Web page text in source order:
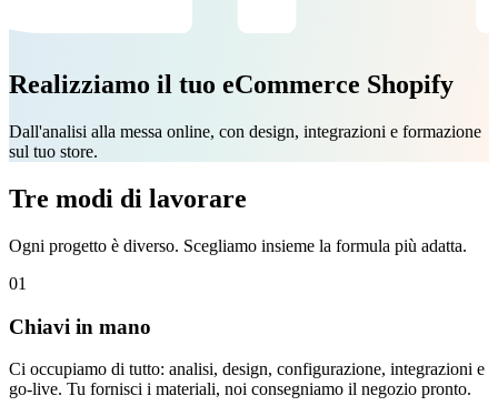
Realizziamo il tuo eCommerce Shopify
Dall'analisi alla messa online, con design, integrazioni e formazione
sul tuo store.
Tre modi di lavorare
Ogni progetto è diverso. Scegliamo insieme la formula più adatta.
01
Chiavi in mano
Ci occupiamo di tutto: analisi, design, configurazione, integrazioni e
go-live. Tu fornisci i materiali, noi consegniamo il negozio pronto.